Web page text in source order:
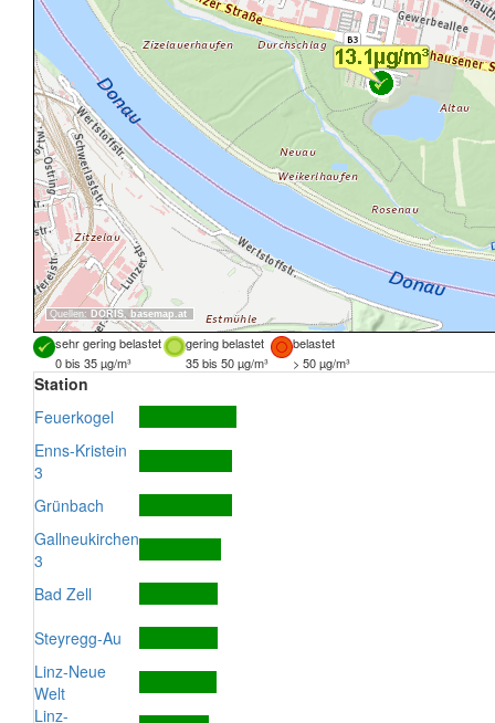
Quellen: DORIS, basemap.at
sehr gering belastet gering belastet
belastet
0 bis 35 µg/m³
35 bis 50 µg/m³ > 50 µg/m³
Station
Feuerkogel
Enns-Kristein
3
Grünbach
Gallneukirchen
3
Bad Zell
Steyregg-Au
Linz-Neue
Welt
Linz-